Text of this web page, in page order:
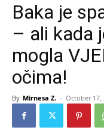
Baka je
– ali kada
mogla
očima!
By Mirnesa Z. - October 17,